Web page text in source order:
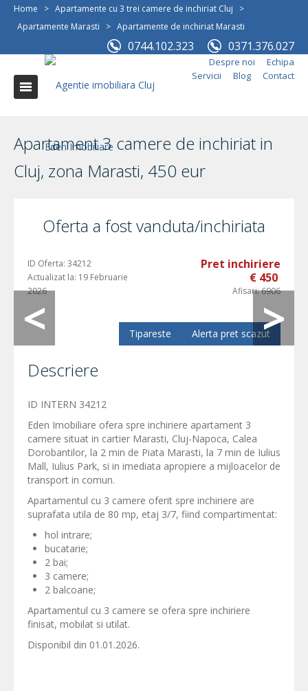
Home > Apartamente cu 3 trei camere de inchiriat Cluj
>
Apartamente Marasti
> Apartamente de inchiriat Marasti
0744.102.323 0371.376.027
Despre noi
Echipa
Servicii
Blog Contact
Apartament 3 camere de inchiriat in
Cluj, zona Marasti, 450 eur
Oferta a fost vanduta/inchiriata
ID Oferta: 34212
Actualizat la: 19 Februarie
2026
Pret inchiriere
€ 450
Afisari:6906
Alerta pret scazut
Tipareste
Descriere
ID INTERN 34212
Eden Imobiliare ofera spre inchiriere apartament 3
camere situat in cartier Marasti, Cluj-Napoca, Calea
Dorobantilor, la 2 min de Piata Marasti, la 7 min de Iulius
Mall, Iulius Park, si in imediata apropiere a mijloacelor de
transport in comun.
Apartamentul cu 3 camere oferit spre inchiriere are
suprafata utila de 80 mp, etaj 3/7, fiind compartimentat:
hol intrare;
bucatarie;
2 bai;
3 camere;
2 balcoane;
Apartamentul cu 3 camere se ofera spre inchiriere
finisat, mobilat si utilat.
Disponibil din 01.01.2026.